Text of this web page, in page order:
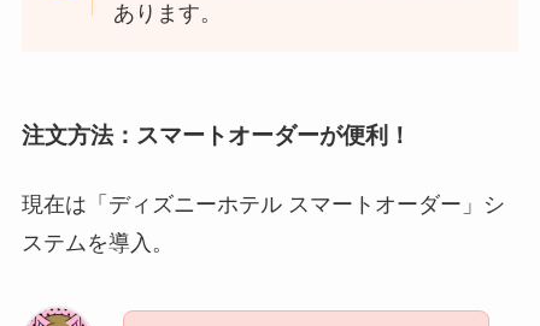
あります。
注文方法：スマートオーダーが便利！
現在は「ディズニーホテル スマートオーダー」シ
ステムを導入。